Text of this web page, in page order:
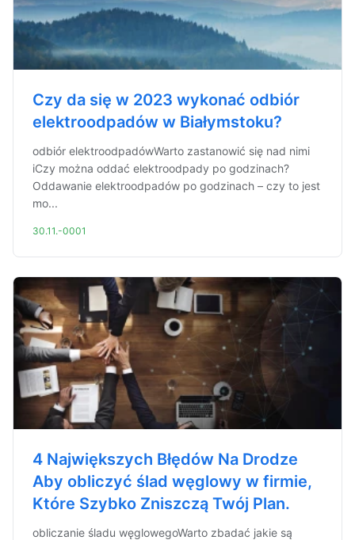
Czy da się w 2023 wykonać odbiór
elektroodpadów w Białymstoku?
odbiór elektroodpadówWarto zastanowić się nad nimi
iCzy można oddać elektroodpady po godzinach?
Oddawanie elektroodpadów po godzinach – czy to jest
mo...
30.11.-0001
4 Największych Błędów Na Drodze
Aby obliczyć ślad węglowy w firmie,
Które Szybko Zniszczą Twój Plan.
obliczanie śladu węglowegoWarto zbadać jakie są